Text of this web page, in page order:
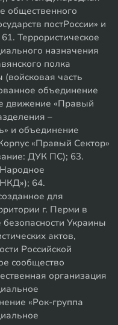
общественного
постРоссии» и
Террористическое
назначения
полка
часть
объединение
движение «Правый
–
и объединение
«Правый Сектор»
ДУК ПС); 63.
64.
для
г. Перми в
Украины
актов,
Российской
сообщество
организация
«Рок-группа